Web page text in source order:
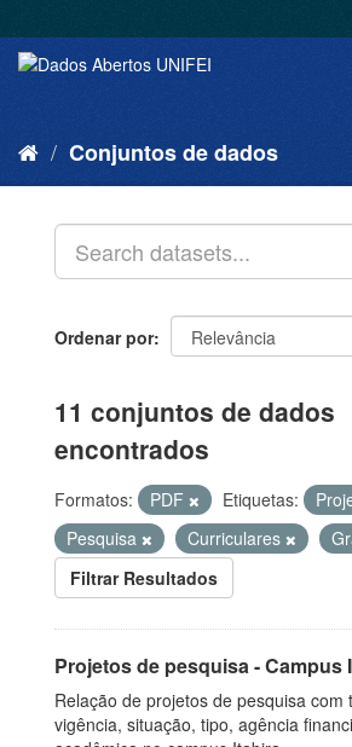
Conjuntos de dados
Ordenar por
11 conjuntos de dados
encontrados
Formatos: PDF Etiquetas:
Pesquisa
Curriculares
Filtrar Resultados
Projetos de pesquisa - Campus
Relação de projetos de pesquisa com
vigência, situação, tipo, agência